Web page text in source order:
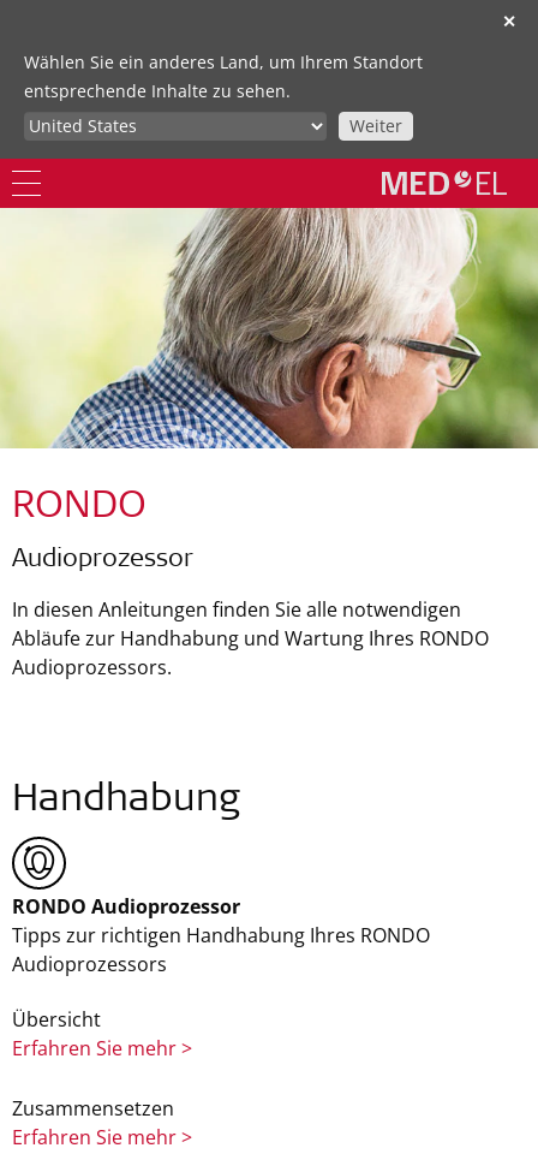
✕
Wählen Sie ein anderes Land, um Ihrem Standort
entsprechende Inhalte zu sehen.
Weiter
RONDO
Audioprozessor
In diesen Anleitungen finden Sie alle notwendigen
Abläufe zur Handhabung und Wartung Ihres RONDO
Audioprozessors.
Handhabung
RONDO Audioprozessor
Tipps zur richtigen Handhabung Ihres RONDO
Audioprozessors
Übersicht
Erfahren Sie mehr >
Zusammensetzen
Erfahren Sie mehr >